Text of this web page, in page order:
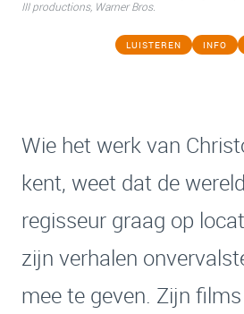
III productions, Warner Bros.
LUISTEREN INFO
Wie het werk van
kent, weet dat de
regisseur graag op
zijn verhalen
mee te geven. Zijn